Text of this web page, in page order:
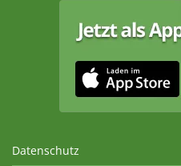
Datenschutz